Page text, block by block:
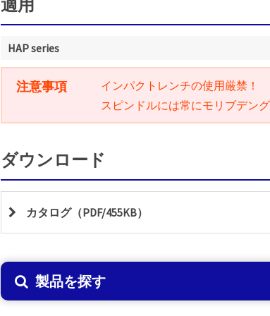
適用
HAP series
注意事項
インパクトレンチの使用厳禁！
スピンドルには常にモリブデン
ダウンロード
カタログ（PDF/455KB）
製品を探す